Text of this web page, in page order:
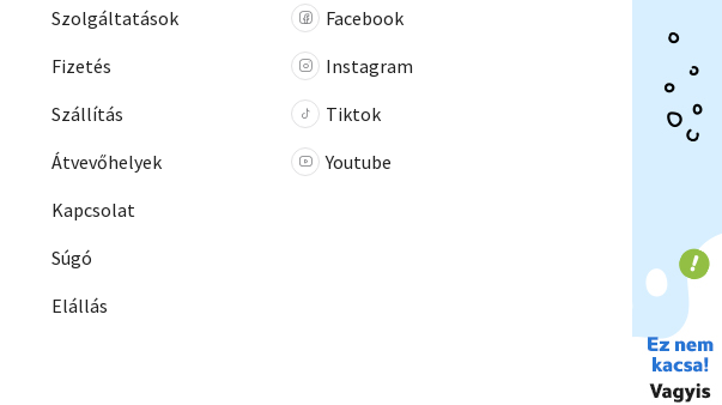
Szolgáltatások
Fizetés
Szállítás
Átvevőhelyek
Kapcsolat
Súgó
Elállás
Facebook
Instagram
Tiktok
Youtube